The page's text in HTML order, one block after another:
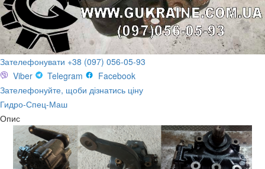
Зателефонувати +38 (097) 056-05-93
Viber
Telegram
Facebook
Зателефонуйте, щоби дізнатись ціну
Гидро-Спец-Маш
Опис